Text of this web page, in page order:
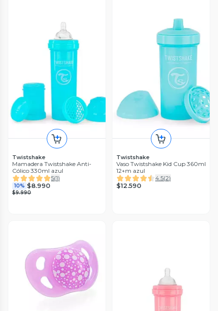
Twistshake
Mamadera Twistshake Anti-
Cólico 330ml azul
5(1)
10% $8.990
$9.990
Twistshake
Vaso Twistshake Kid Cup 360ml
12+m azul
4.5(2)
$12.590